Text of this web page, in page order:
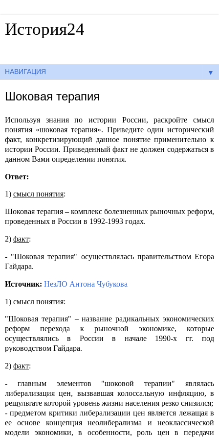
История24
▼
Шоковая терапия
Используя знания по истории России, раскройте смысл
понятия «шоковая терапия». Приведите один исторический
факт, конкретизирующий данное понятие применительно к
истории России. Приведенный факт не должен содержаться в
данном Вами определении понятия.
Ответ:
1) смысл понятия:
Шоковая терапия – комплекс болезненных рыночных реформ,
проведенных в России в 1992-1993 годах.
2) факт:
- "Шоковая терапия" осуществлялась правительством Егора
Гайдара.
Источник: НезЛО Антона Чубукова
1) смысл понятия:
"Шоковая терапия" – название радикальных экономических
реформ перехода к рыночной экономике, которые
осуществлялись в России в начале 1990-х гг. под
руководством Гайдара.
2) факт:
- главным элементов "шоковой терапии" являлась
либерализация цен, вызвавшая колоссальную инфляцию, в
рещультате которой уровень жизни населения резко снизился;
- предметом критики либерализации цен является лежащая в
ее основе концепция неолиберализма и неоклассической
модели экономики, в особенности, роль цен в передачи